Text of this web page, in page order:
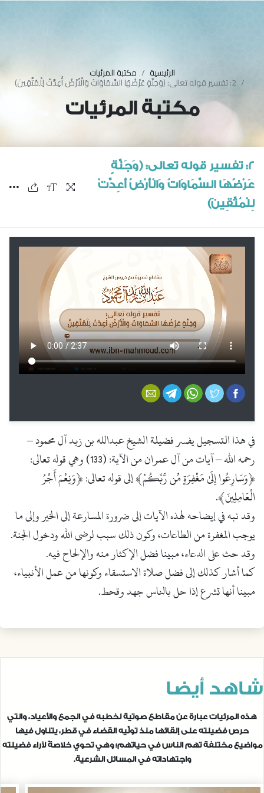
الرئيسية مكتبة المرئيات
2: تفسير قوله تعالى: ﴿وَجَنَّةٍ عَرْضُهَا السَّمَاوَاتُ وَالْأَرْضُ أُعِدَّتْ لِلْمُتَّقِينَ﴾
مكتبة المرئيات
2: تفسير قوله تعالى: ﴿وَجَنَّةٍ
عَرْضُهَا السَّمَاوَاتُ وَالْأَرْضُ أُعِدَّتْ
لِلْمُتَّقِينَ﴾
فيسبوكتويتر واتس أبتليجرام
في هذا التسجيل يفسر فضيلة الشيخ عبدالله بن زيد آل محمود –
رحمه الله – آيات من آل عمران من الآية: (133) وهي قوله تعالى:
﴿وَسَارِعُوا إِلَىٰ مَغْفِرَةٍ مِّن رَّبِّكُمْ﴾ إلى قوله تعالى: ﴿وَنِعْمَ أَجْرُ
الْعَامِلِينَ﴾.
وقد نبه في إيضاحه لهذه الآيات إلى ضرورة المسارعة إلى الخير وإلى ما
يوجب المغفرة من الطاعات، وكون ذلك سبب لرضى الله ودخول الجنة.
وقد حث على الدعاء، مبينا فضل الإكثار منه والإلحاح فيه.
كما أشار كذلك إلى فضل صلاة الاستسقاء وكونها من عمل الأنبياء،
مبينا أنها تشرع إذا حل بالناس جهد وقحط.
شاهد أيضا
هذه المرئيات عبارة عن مقاطع صوتية لخطبه في الجمع والأعياد، والتي
حرص فضيلته على إلقائها منذ تولِّيه القضاء في قطر، يتناول فيها
مواضيع مختلفة تهم الناس في حياتهم؛ وهي تحوي خلاصةً لآراء فضيلته
واجتهاداته في المسائل الشرعية.